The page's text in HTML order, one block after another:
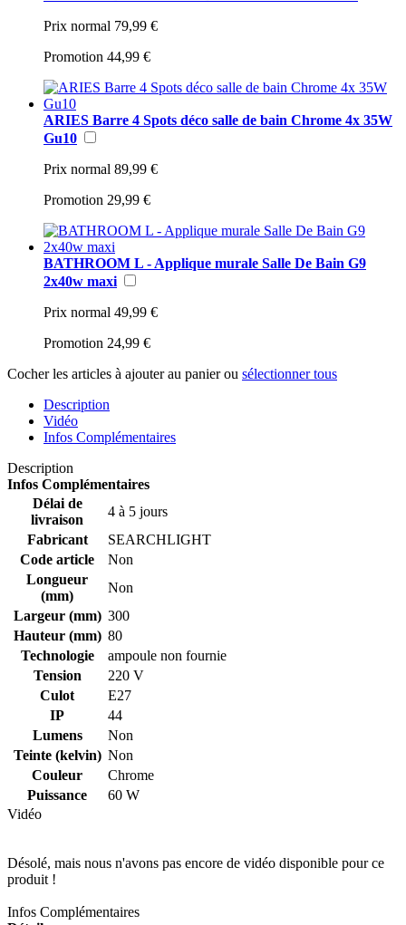
Prix normal 79,99 €
Promotion 44,99 €
ARIES Barre 4 Spots déco salle de bain Chrome 4x 35W
Gu10
Prix normal 89,99 €
Promotion 29,99 €
BATHROOM L - Applique murale Salle De Bain G9
2x40w maxi
Prix normal 49,99 €
Promotion 24,99 €
Cocher les articles à ajouter au panier ou sélectionner tous
Description
Vidéo
Infos Complémentaires
Description
Infos Complémentaires
Délai de
livraison
4 à 5 jours
Fabricant
SEARCHLIGHT
Code article
Non
Longueur
(mm)
Non
Largeur (mm) 300
Hauteur (mm) 80
Technologie
ampoule non fournie
Tension
220 V
Culot
E27
IP
44
Lumens
Non
Teinte (kelvin) Non
Couleur
Chrome
Puissance
60 W
Vidéo
Désolé, mais nous n'avons pas encore de vidéo disponible pour ce
produit !
Infos Complémentaires